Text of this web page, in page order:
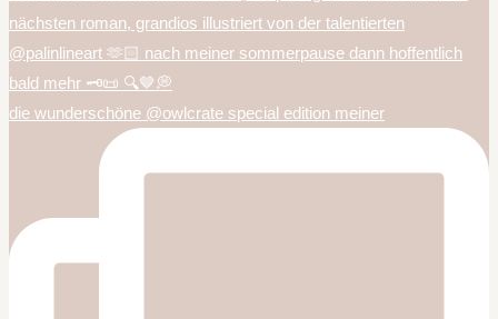
die wunderschöne @owlcrate special edition meiner